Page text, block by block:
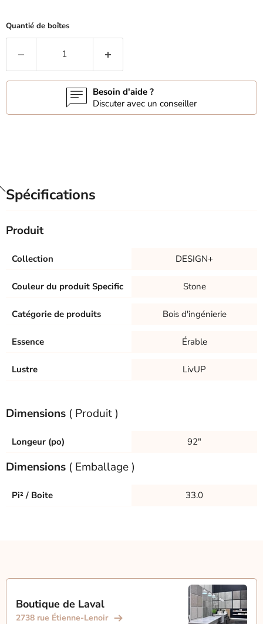
Quantié de boîtes
Besoin d'aide ?
Discuter avec un conseiller
Spécifications
Produit
Collection DESIGN+
Couleur du produit Specific Stone
Catégorie de produits Bois d'ingénierie
Essence Érable
Lustre LivUP
Dimensions ( Produit )
Longeur (po) 92"
Dimensions ( Emballage )
Pi² / Boite 33.0
Boutique de Laval
2738 rue Étienne-Lenoir